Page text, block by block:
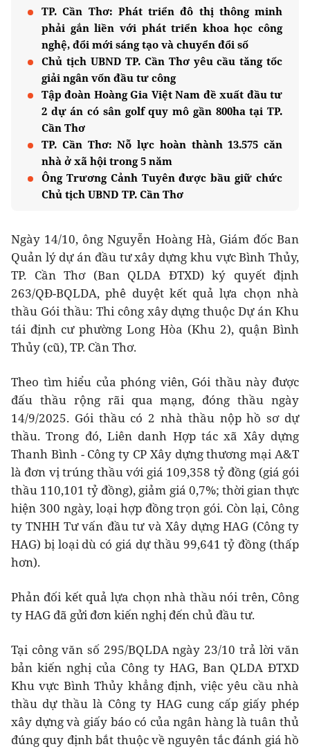
TP. Cần Thơ: Phát triển đô thị thông minh
phải gắn liền với phát triển khoa học công
nghệ, đổi mới sáng tạo và chuyển đổi số
Chủ tịch UBND TP. Cần Thơ yêu cầu tăng tốc
giải ngân vốn đầu tư công
Tập đoàn Hoàng Gia Việt Nam đề xuất đầu tư
2 dự án có sân golf quy mô gần 800ha tại TP.
Cần Thơ
TP. Cần Thơ: Nỗ lực hoàn thành 13.575 căn
nhà ở xã hội trong 5 năm
Ông Trương Cảnh Tuyên được bầu giữ chức
Chủ tịch UBND TP. Cần Thơ
Ngày 14/10, ông Nguyễn Hoàng Hà, Giám đốc Ban
Quản lý dự án đầu tư xây dựng khu vực Bình Thủy,
TP. Cần Thơ (Ban QLDA ĐTXD) ký quyết định
263/QĐ-BQLDA, phê duyệt kết quả lựa chọn nhà
thầu Gói thầu: Thi công xây dựng thuộc Dự án Khu
tái định cư phường Long Hòa (Khu 2), quận Bình
Thủy (cũ), TP. Cần Thơ.
Theo tìm hiểu của phóng viên, Gói thầu này được
đấu thầu rộng rãi qua mạng, đóng thầu ngày
14/9/2025. Gói thầu có 2 nhà thầu nộp hồ sơ dự
thầu. Trong đó, Liên danh Hợp tác xã Xây dựng
Thanh Bình - Công ty CP Xây dựng thương mại A&T
là đơn vị trúng thầu với giá 109,358 tỷ đồng (giá gói
thầu 110,101 tỷ đồng), giảm giá 0,7%; thời gian thực
hiện 300 ngày, loại hợp đồng trọn gói. Còn lại, Công
ty TNHH Tư vấn đầu tư và Xây dựng HAG (Công ty
HAG) bị loại dù có giá dự thầu 99,641 tỷ đồng (thấp
hơn).
Phản đối kết quả lựa chọn nhà thầu nói trên, Công
ty HAG đã gửi đơn kiến nghị đến chủ đầu tư.
Tại công văn số 295/BQLDA ngày 23/10 trả lời văn
bản kiến nghị của Công ty HAG, Ban QLDA ĐTXD
Khu vực Bình Thủy khẳng định, việc yêu cầu nhà
thầu dự thầu là Công ty HAG cung cấp giấy phép
xây dựng và giấy báo có của ngân hàng là tuân thủ
đúng quy định bắt thuộc về nguyên tắc đánh giá hồ